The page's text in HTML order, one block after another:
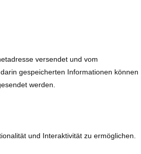
versendet und vom
gespeicherten Informationen können
werden.
und Interaktivität zu ermöglichen.